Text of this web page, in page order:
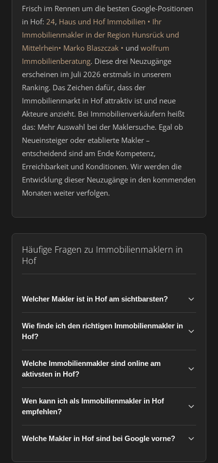
Frisch im Rennen um die besten Google-Positionen
in Hof: 24, Haus und Hof Immobilien • Ihr
Immobilienmakler in der Region Hunsrück und
Mittelrhein• Marko Blaszczak • und wolfrum
Immobilienberatung. Diese drei Neuzugänge
erscheinen im Juli 2026 erstmals in unserem
Ranking. Das Zeichen dafür, dass der
Immobilienmarkt in Hof attraktiv ist und neue
Akteure anzieht. Bei Immobilienverkäufern heißt
das: Mehr Auswahl bei der Maklersuche. Egal ob
Neueinsteiger oder etablierte Makler –
entscheidend sind am Ende Kompetenz,
Erreichbarkeit und Konditionen. Wir werden die
Entwicklung dieser Neuzugänge in den kommenden
Monaten weiter verfolgen.
Häufige Fragen zu Immobilienmaklern in
Hof
Welcher Makler ist in Hof am sichtbarsten?
Wie finde ich den richtigen Immobilienmakler in
Hof?
Welche Immobilienmakler sind online am
aktivsten in Hof?
Wen kann ich als Immobilienmakler in Hof
empfehlen?
Welche Makler in Hof sind bei Google vorne?